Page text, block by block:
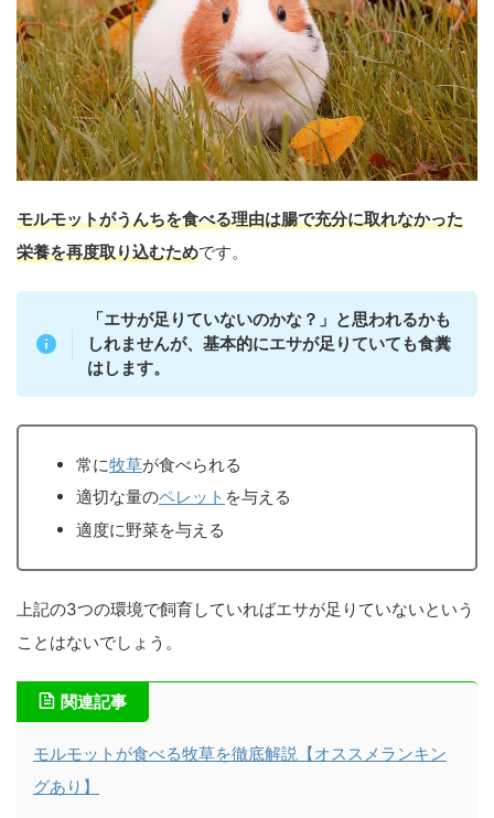
モルモットがうんちを食べる理由は腸で充分に取れなかった
栄養を再度取り込むためです。
「エサが足りていないのかな？」と思われるかも
しれませんが、基本的にエサが足りていても食糞
はします。
常に牧草が食べられる
適切な量のペレット を与える
適度に野菜を与える
上記の3つの環境で飼育していればエサが足りていないという
ことはないでしょう。
関連記事
モルモットが食べる牧草を徹底解説【オススメランキン
グあり】